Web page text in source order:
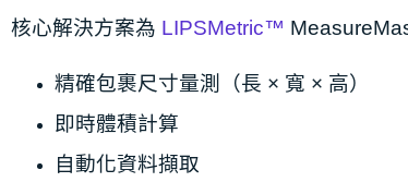
核心解決方案為 LIPSMetric™
精確包裹尺寸量測（長 × 寬 × 高）
即時體積計算
自動化資料擷取